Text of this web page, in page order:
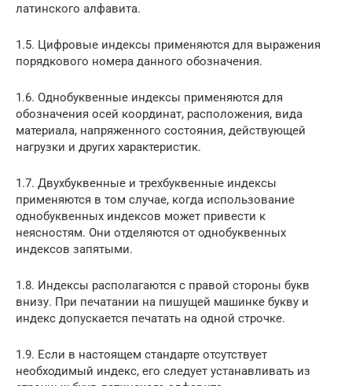
латинского алфавита.
1.5. Цифровые индексы применяются для выражения
порядкового номера данного обозначения.
1.6. Однобуквенные индексы применяются для
обозначения осей координат, расположения, вида
материала, напряженного состояния, действующей
нагрузки и других характеристик.
1.7. Двухбуквенные и трехбуквенные индексы
применяются в том случае, когда использование
однобуквенных индексов может привести к
неясностям. Они отделяются от однобуквенных
индексов запятыми.
1.8. Индексы располагаются с правой стороны букв
внизу. При печатании на пишущей машинке букву и
индекс допускается печатать на одной строчке.
1.9. Если в настоящем стандарте отсутствует
необходимый индекс, его следует устанавливать из